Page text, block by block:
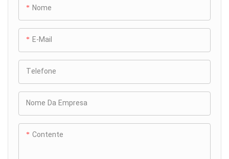
Nome
E-Mail
Telefone
Nome Da Empresa
Contente
microfones.
Isso inclui estojos de
microfone resistentes para
proteger componentes
eletrônicos sensíveis e
suportes de microfone
duráveis ​​que garantem um
posicionamento estável
durante a operação.
A incorporação de uma rede
de refrigeração conformada